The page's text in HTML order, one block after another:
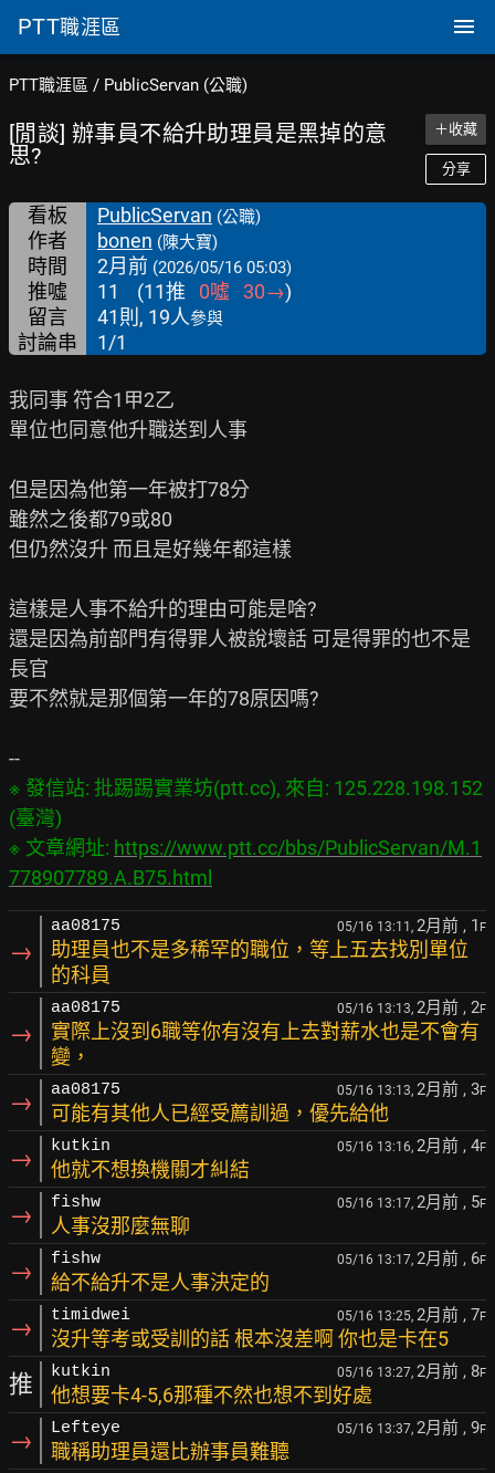
PTT職涯區
PTT職涯區 / PublicServan (公職)
[閒談] 辦事員不給升助理員是黑掉的意
思?
＋收藏
分享
看板 PublicServan (公職)
作者 bonen (陳大寶)
時間 2月前 (2026/05/16 05:03)
推噓 11 (11推 0噓 30→)
留言
41則, 19人參與
討論串 1/1
我同事 符合1甲2乙
單位也同意他升職送到人事
但是因為他第一年被打78分
雖然之後都79或80
但仍然沒升 而且是好幾年都這樣
這樣是人事不給升的理由可能是啥?
還是因為前部門有得罪人被說壞話 可是得罪的也不是
長官
要不然就是那個第一年的78原因嗎?
※ 發信站: 批踢踢實業坊(ptt.cc), 來自: 125.228.198.152
(臺灣)
※ 文章網址: https://www.ptt.cc/bbs/PublicServan/M.1
778907789.A.B75.html
→
aa08175 05/16 13:11, 2月前 , 1 F
助理員也不是多稀罕的職位，等上五去找別單位
的科員
→
aa08175 05/16 13:13, 2月前 , 2F
實際上沒到6職等你有沒有上去對薪水也是不會有
變，
→ aa08175 05/16 13:13, 2月前 , 3F
可能有其他人已經受薦訓過，優先給他
→ kutkin 05/16 13:16, 2月前 , 4F
他就不想換機關才糾結
→ fishw 05/16 13:17, 2月前 , 5F
人事沒那麼無聊
→ fishw 05/16 13:17, 2月前 , 6F
給不給升不是人事決定的
→ timidwei 05/16 13:25, 2月前 , 7F
沒升等考或受訓的話 根本沒差啊 你也是卡在5
推 kutkin 05/16 13:27, 2月前 , 8F
他想要卡4-5,6那種不然也想不到好處
→ Lefteye 05/16 13:37, 2月前 , 9F
職稱助理員還比辦事員難聽